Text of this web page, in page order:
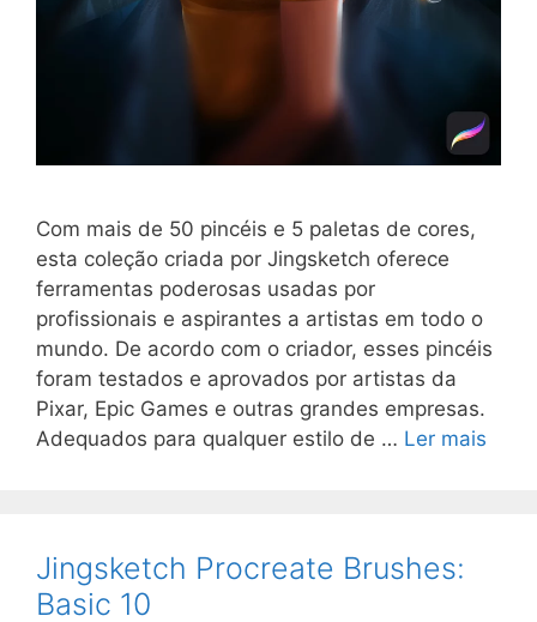
Com mais de 50 pincéis e 5 paletas de cores,
esta coleção criada por Jingsketch oferece
ferramentas poderosas usadas por
profissionais e aspirantes a artistas em todo o
mundo. De acordo com o criador, esses pincéis
foram testados e aprovados por artistas da
Pixar, Epic Games e outras grandes empresas.
Adequados para qualquer estilo de … Ler mais
Jingsketch Procreate Brushes:
Basic 10